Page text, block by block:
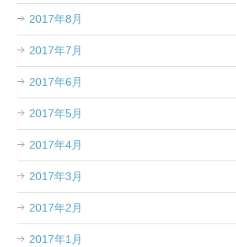
2017年8月
2017年7月
2017年6月
2017年5月
2017年4月
2017年3月
2017年2月
2017年1月